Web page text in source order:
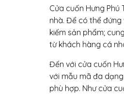
Cửa cuốn Hưng
nhà. Để có thể
kiếm sản phẩm;
từ khách hàng cá
Đến với cửa cuốn
với mẫu mã đa
phù hợp. Như cửa